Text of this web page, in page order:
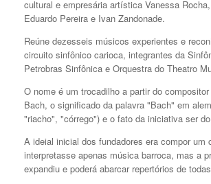
cultural e empresária artística Vanessa
Eduardo Pereira e Ivan Zandonade.
Reúne dezesseis músicos experientes e
circuito sinfônico carioca, integrantes da
Petrobras Sinfônica e Orquestra do Theatro
O nome é um trocadilho a partir do
Bach, o significado da palavra "Bach" em
"riacho", "córrego") e o fato da iniciativa ser
A ideial inicial dos fundadores era compor um
interpretasse apenas música barroca, mas a
expandiu e poderá abarcar repertórios de